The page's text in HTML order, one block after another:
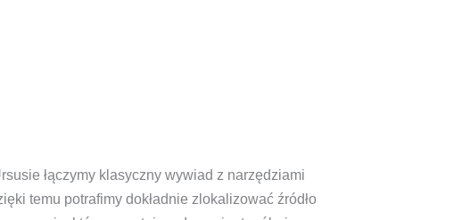
łączymy klasyczny wywiad z narzędziami
temu potrafimy dokładnie zlokalizować źródło